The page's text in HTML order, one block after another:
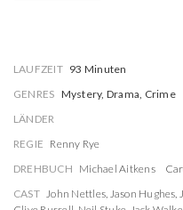
LAUFZEIT 93 Minuten
GENRES Mystery, Drama, Crime
LÄNDER
REGIE Renny Rye
DREHBUCH Michael Aitkens
CAST John Nettles, Jason Hughes,